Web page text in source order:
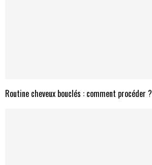
Routine cheveux bouclés : comment procéder ?